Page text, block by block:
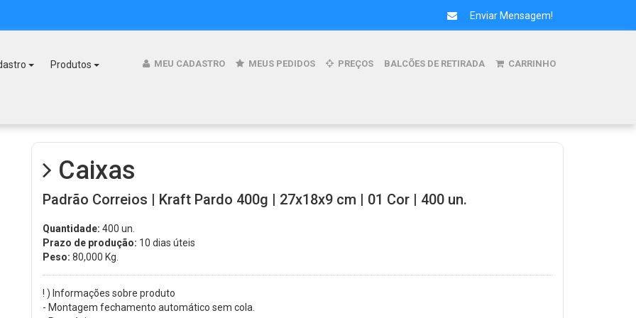
Enviar Mensagem!
Produtos MEU CADASTRO MEUS PEDIDOS PREÇOS BALCÕES DE RETIRADA CARRINHO
Caixas
Padrão Correios | Kraft Pardo 400g | 27x18x9 cm | 01 Cor | 400 un.
Quantidade: 400 un.
Prazo de produção: 10 dias úteis
Peso: 80,000 Kg.
! ) Informações sobre produto
- Montagem fechamento automático sem cola.